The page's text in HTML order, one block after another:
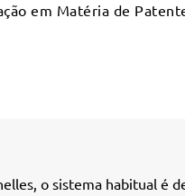
em Matéria de
o sistema habitual é